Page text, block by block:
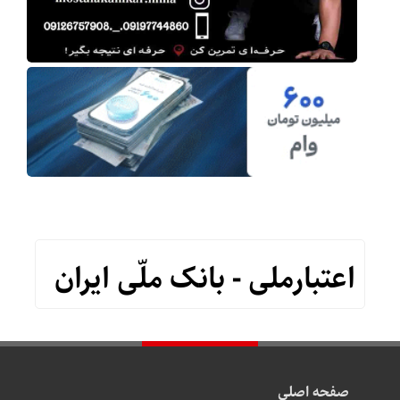
اعتبارملی - بانک ملّی ایران
صفحه اصلی